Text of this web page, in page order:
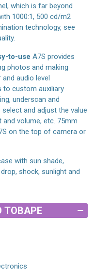
which is far beyond
1000:1, 500 cd/m2
technology, see
to-use A7S provides
photos and making
audio level
to custom auxiliary
underscan and
and adjust the value
volume, etc. 75mm
on the top of camera or
with sun shade,
shock, sunlight and
ТОВАРЕ